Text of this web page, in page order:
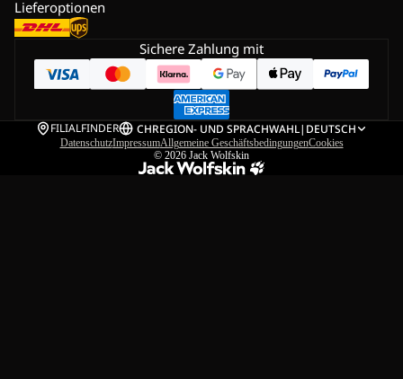
Lieferoptionen
Sichere Zahlung mit
FILIALFINDER CHREGION- UND SPRACHWAHL| DEUTSCH
DatenschutzImpressumAllgemeine GeschäftsbedingungenCookies
© 2026 Jack Wolfskin